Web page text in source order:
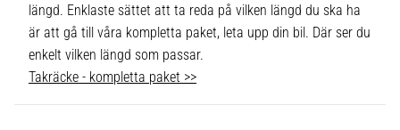
längd. Enklaste sättet att ta reda på vilken längd du ska ha
är att gå till våra kompletta paket, leta upp din bil. Där ser du
enkelt vilken längd som passar.
Takräcke - kompletta paket >>